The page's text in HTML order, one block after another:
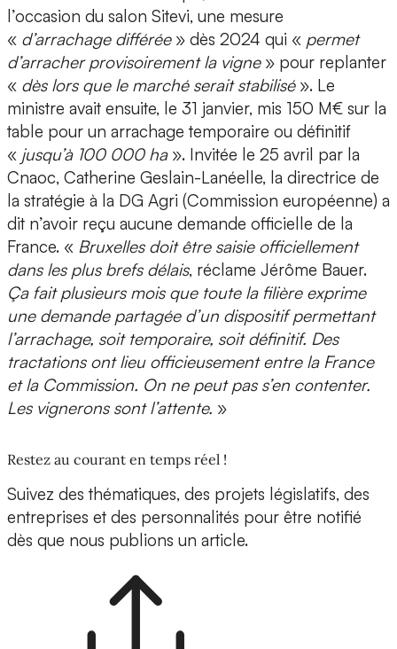
l’occasion du salon Sitevi, une mesure
« d’arrachage différée » dès 2024 qui « permet
d’arracher provisoirement la vigne» pour replanter
« dès lors que le marché serait stabilisé». Le
ministre avait ensuite, le 31 janvier, mis 150 M€ sur la
table pour un arrachage temporaire ou définitif
« jusqu’à 100 000 ha ». Invitée le 25 avril par la
Cnaoc, Catherine Geslain-Lanéelle, la directrice de
la stratégie à la DG Agri (Commission européenne) a
dit n’avoir reçu aucune demande officielle de la
France. « Bruxelles doit être saisie officiellement
dans les plus brefs délais, réclame Jérôme Bauer.
Ça fait plusieurs mois que toute la filière exprime
une demande partagée d’un dispositif permettant
l’arrachage, soit temporaire, soit définitif. Des
tractations ont lieu officieusement entre la France
et la Commission. On ne peut pas s’en contenter.
Les vignerons sont l’attente. »
Restez au courant en temps réel !
Suivez des thématiques, des projets législatifs, des
entreprises et des personnalités pour être notifié
dès que nous publions un article.